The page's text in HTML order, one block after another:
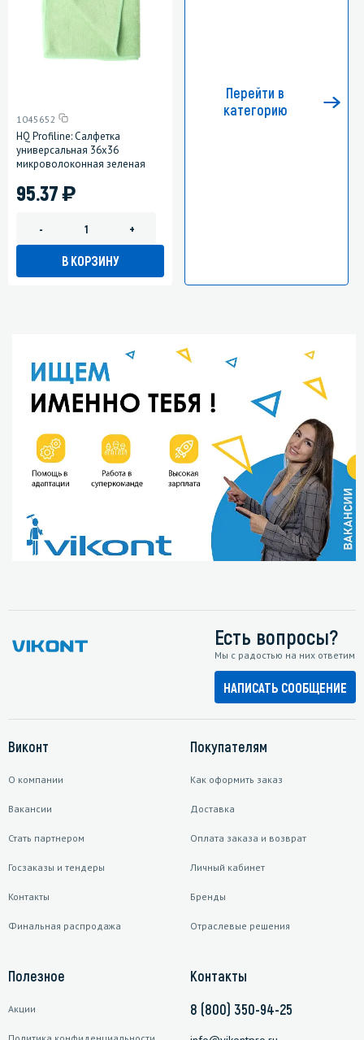
1045652
HQ Profiline: Салфетка
универсальная 36х36
микроволоконная зеленая
95.37)
- +
В КОРЗИНУ
Перейти в
категорию
Есть вопросы?
Мы с радостью на них ответим
НАПИСАТЬ СООБЩЕНИЕ
Виконт
О компании
Вакансии
Стать партнером
Госзаказы и тендеры
Контакты
Финальная распродажа
Покупателям
Как оформить заказ
Доставка
Оплата заказа и возврат
Личный кабинет
Бренды
Отраслевые решения
Полезное
Акции
Контакты
8 (800) 350-94-25